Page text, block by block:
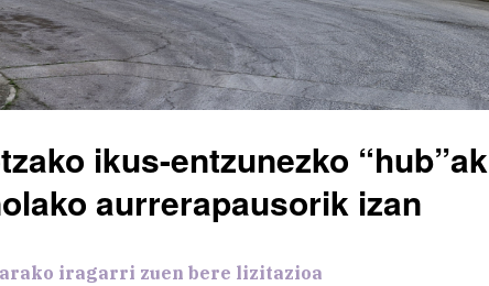
ikus-entzunezko “hub”ak
aurrerapausorik izan
iragarri zuen bere lizitazioa